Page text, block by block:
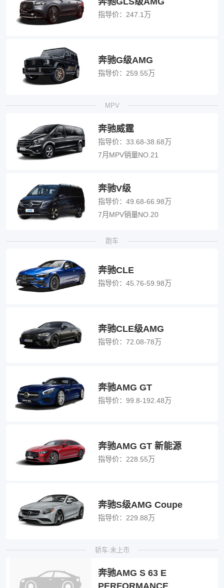
指导价： 247.1万
奔驰G级AMG
指导价： 259.55万
MPV
奔驰威霆
指导价： 33.68-38.68万
7月MPV销量NO.21
奔驰V级
指导价： 49.68-66.98万
7月MPV销量NO.20
跑车
奔驰CLE
指导价： 45.76-59.98万
奔驰CLE级AMG
指导价： 72.08-78万
奔驰AMG GT
指导价： 99.8-192.48万
奔驰AMG GT 新能源
指导价： 228.55万
奔驰S级AMG Coupe
指导价： 229.88万
轿车·未上市
奔驰AMG S 63 E